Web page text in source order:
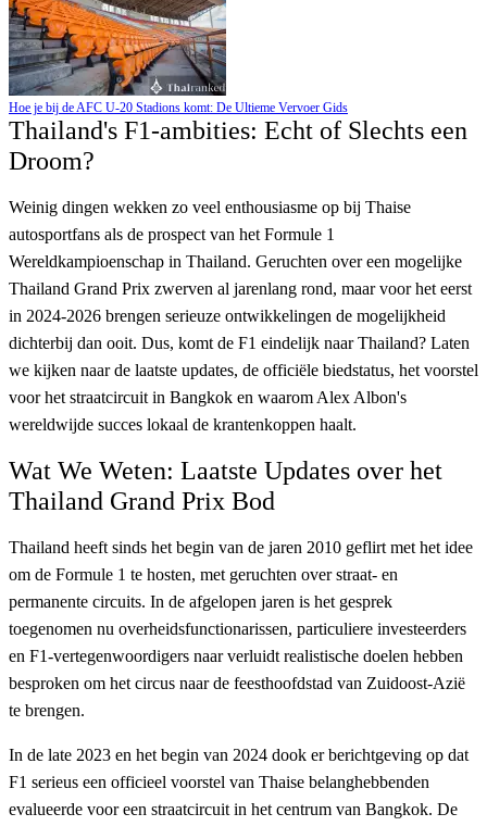
Hoe je bij de AFC U-20 Stadions komt: De Ultieme Vervoer Gids
Thailand's F1-ambities: Echt of Slechts een
Droom?
Weinig dingen wekken zo veel enthousiasme op bij Thaise
autosportfans als de prospect van het Formule 1
Wereldkampioenschap in Thailand. Geruchten over een mogelijke
Thailand Grand Prix zwerven al jarenlang rond, maar voor het eerst
in 2024-2026 brengen serieuze ontwikkelingen de mogelijkheid
dichterbij dan ooit. Dus, komt de F1 eindelijk naar Thailand? Laten
we kijken naar de laatste updates, de officiële biedstatus, het voorstel
voor het straatcircuit in Bangkok en waarom Alex Albon's
wereldwijde succes lokaal de krantenkoppen haalt.
Wat We Weten: Laatste Updates over het
Thailand Grand Prix Bod
Thailand heeft sinds het begin van de jaren 2010 geflirt met het idee
om de Formule 1 te hosten, met geruchten over straat- en
permanente circuits. In de afgelopen jaren is het gesprek
toegenomen nu overheidsfunctionarissen, particuliere investeerders
en F1-vertegenwoordigers naar verluidt realistische doelen hebben
besproken om het circus naar de feesthoofdstad van Zuidoost-Azië
te brengen.
In de late 2023 en het begin van 2024 dook er berichtgeving op dat
F1 serieus een officieel voorstel van Thaise belanghebbenden
evalueerde voor een straatcircuit in het centrum van Bangkok. De